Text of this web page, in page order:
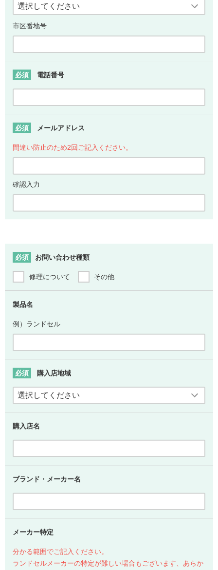
市区番地号
必須 電話番号
必須 メールアドレス
間違い防止のため2回ご記入ください。
確認入力
必須 お問い合わせ種類
修理について その他
製品名
例）ランドセル
必須 購入店地域
購入店名
ブランド・メーカー名
メーカー特定
分かる範囲でご記入ください。
ランドセルメーカーの特定が難しい場合もございます、あらか